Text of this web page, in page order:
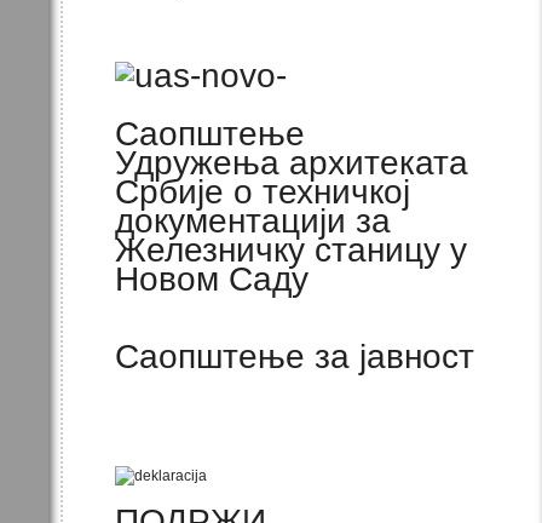
Саопштење
Удружења архитеката
Србије о техничкој
документацији за
Железничку станицу у
Новом Саду
Саопштење за јавност